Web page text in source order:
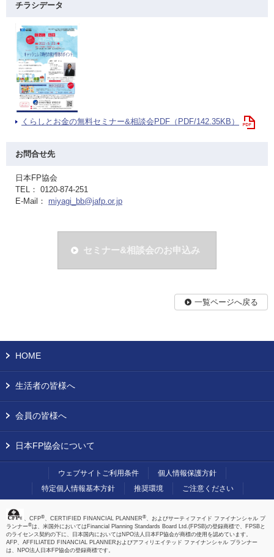
チラシデータ
くらしとお金の無料セミナー&相談会PDF（PDF/142.35KB）
お問合せ先
日本FP協会
TEL： 0120-874-251
E-Mail： miyagi_bb@jafp.or.jp
セミナー&相談会のお申込み
一覧ページへ戻る
HOME
生活者の皆様へ
会員の皆様へ
日本FP協会について
ウェブサイトご利用条件
個人情報保護方針
特定個人情報基本方針
推奨環境 ご注意ください
、CFP®、CERTIFIED FINANCIAL PLANNER®、およびサーティファイド ファイナンシャル プ
ランナー®は、米国外においてはFinancial Planning Standards Board Ltd.(FPSB)の登録商標で、FPSBと
のライセンス契約の下に、日本国内においてはNPO法人日本FP協会が商標の使用を認めています。
AFP、AFFILIATED FINANCIAL PLANNERおよびアフィリエイテッド ファイナンシャル プランナー
は、NPO法人日本FP協会の登録商標です。